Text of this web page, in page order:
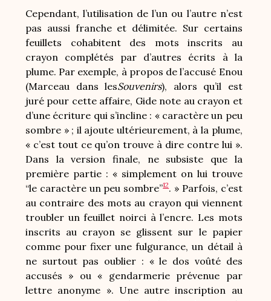
Cependant, l’utilisation de l’un ou l’autre n’est
pas aussi franche et délimitée. Sur certains
feuillets cohabitent des mots inscrits au
crayon complétés par d’autres écrits à la
plume. Par exemple, à propos de l’accusé Enou
(Marceau dans lesSouvenirs), alors qu’il est
juré pour cette affaire, Gide note au crayon et
d’une écriture qui s’incline : « caractère un peu
sombre » ; il ajoute ultérieurement, à la plume,
« c’est tout ce qu’on trouve à dire contre lui ».
Dans la version finale, ne subsiste que la
première partie : « simplement on lui trouve
“le caractère un peu sombre”12. » Parfois, c’est
au contraire des mots au crayon qui viennent
troubler un feuillet noirci à l’encre. Les mots
inscrits au crayon se glissent sur le papier
comme pour fixer une fulgurance, un détail à
ne surtout pas oublier : « le dos voûté des
accusés » ou « gendarmerie prévenue par
lettre anonyme ». Une autre inscription au